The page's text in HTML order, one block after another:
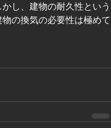
し、建物の耐久性という
の換気の必要性は極めて